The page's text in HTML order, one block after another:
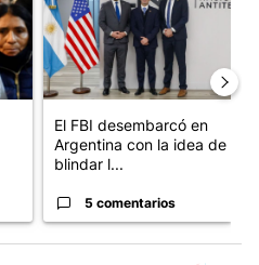
El FBI desembarcó en
Argentina con la idea de
blindar l...
5 comentarios